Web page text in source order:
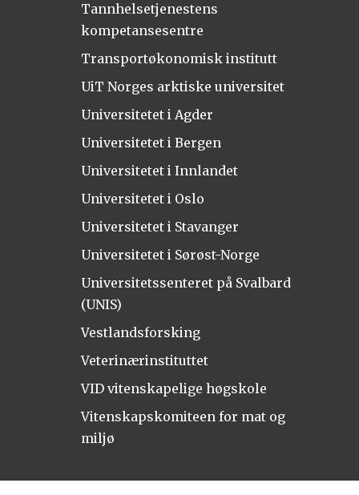
Tannhelsetjenestens
kompetansesentre
Transportøkonomisk institutt
UiT Norges arktiske universitet
Universitetet i Agder
Universitetet i Bergen
Universitetet i Innlandet
Universitetet i Oslo
Universitetet i Stavanger
Universitetet i Sørøst-Norge
Universitetssenteret på Svalbard
(UNIS)
Vestlandsforsking
Veterinærinstituttet
VID vitenskapelige høgskole
Vitenskapskomiteen for mat og
miljø